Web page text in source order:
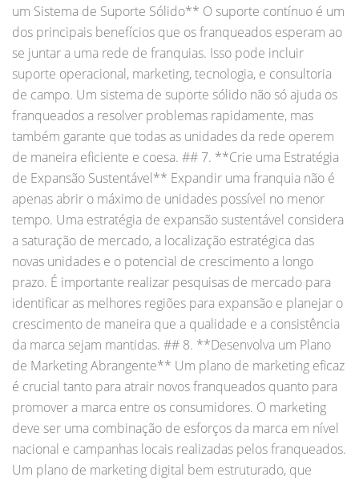
um Sistema de Suporte Sólido** O suporte contínuo é um
dos principais benefícios que os franqueados esperam ao
se juntar a uma rede de franquias. Isso pode incluir
suporte operacional, marketing, tecnologia, e consultoria
de campo. Um sistema de suporte sólido não só ajuda os
franqueados a resolver problemas rapidamente, mas
também garante que todas as unidades da rede operem
de maneira eficiente e coesa. ## 7. **Crie uma Estratégia
de Expansão Sustentável** Expandir uma franquia não é
apenas abrir o máximo de unidades possível no menor
tempo. Uma estratégia de expansão sustentável considera
a saturação de mercado, a localização estratégica das
novas unidades e o potencial de crescimento a longo
prazo. É importante realizar pesquisas de mercado para
identificar as melhores regiões para expansão e planejar o
crescimento de maneira que a qualidade e a consistência
da marca sejam mantidas. ## 8. **Desenvolva um Plano
de Marketing Abrangente** Um plano de marketing eficaz
é crucial tanto para atrair novos franqueados quanto para
promover a marca entre os consumidores. O marketing
deve ser uma combinação de esforços da marca em nível
nacional e campanhas locais realizadas pelos franqueados.
Um plano de marketing digital bem estruturado, que